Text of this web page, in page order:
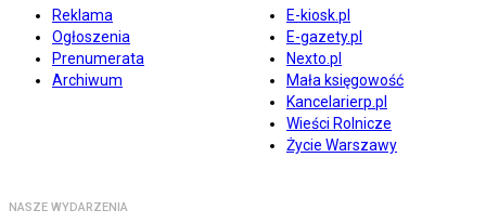
Reklama
Ogłoszenia
Prenumerata
Archiwum
E-kiosk.pl
E-gazety.pl
Nexto.pl
Mała księgowość
Kancelarierp.pl
Wieści Rolnicze
Życie Warszawy
NASZE WYDARZENIA